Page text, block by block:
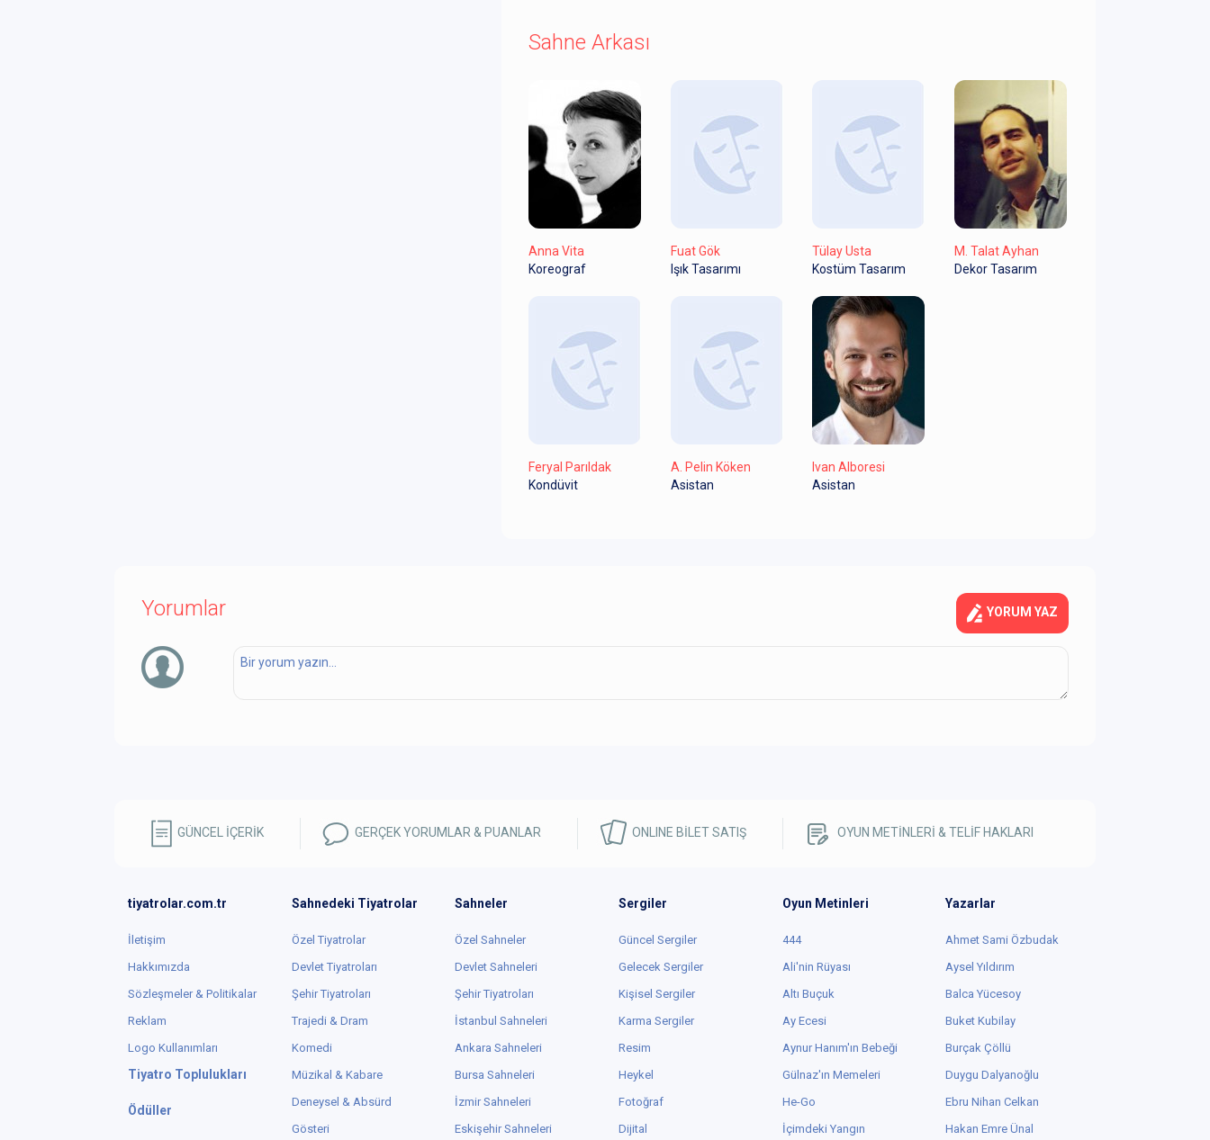
Sahne Arkası
Anna Vita
Koreograf
Fuat Gök
Işık Tasarımı
Tülay Usta
Kostüm Tasarım
M. Talat Ayhan
Dekor Tasarım
Feryal Parıldak
Kondüvit
A. Pelin Köken
Asistan
Ivan Alboresi
Asistan
Yorumlar YORUM YAZ
GÜNCEL İÇERİK GERÇEK YORUMLAR & PUANLAR ONLINE BİLET SATIŞ OYUN METİNLERİ & TELİF HAKLARI
tiyatrolar.com.tr
İletişim
Hakkımızda
Sözleşmeler & Politikalar
Reklam
Logo Kullanımları
Tiyatro Toplulukları
Ödüller
Sahnedeki Tiyatrolar
Özel Tiyatrolar
Devlet Tiyatroları
Şehir Tiyatroları
Trajedi & Dram
Komedi
Müzikal & Kabare
Deneysel & Absürd
Gösteri
Sahneler
Özel Sahneler
Devlet Sahneleri
Şehir Tiyatroları
İstanbul Sahneleri
Ankara Sahneleri
Bursa Sahneleri
İzmir Sahneleri
Eskişehir Sahneleri
Sergiler
Güncel Sergiler
Gelecek Sergiler
Kişisel Sergiler
Karma Sergiler
Resim
Heykel
Fotoğraf
Dijital
Oyun Metinleri
444
Ali'nin Rüyası
Altı Buçuk
Ay Ecesi
Aynur Hanım'ın Bebeği
Gülnaz'ın Memeleri
He-Go
İçimdeki Yangın
Yazarlar
Ahmet Sami Özbudak
Aysel Yıldırım
Balca Yücesoy
Buket Kubilay
Burçak Çöllü
Duygu Dalyanoğlu
Ebru Nihan Celkan
Hakan Emre Ünal